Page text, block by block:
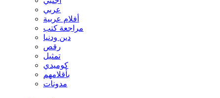
عربي
أفلام عربية
مراجعة كتب
دين ودنيا
رقص
تمثيل
كوميدي
بأقلامهم
مدونات